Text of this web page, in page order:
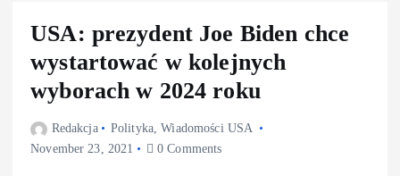
USA: prezydent Joe Biden chce
wystartować w kolejnych
wyborach w 2024 roku
Redakcja Polityka,Wiadomości USA
November 23, 2021
0 Comments